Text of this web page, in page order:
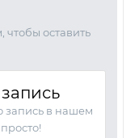
оставить
запись в нашем